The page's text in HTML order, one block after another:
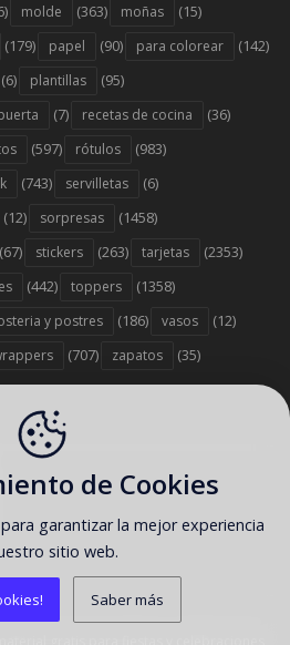
molde (363) moñas (15)
(179) papel (90) para colorear (142)
(6) plantillas (95)
(7) recetas de cocina (36)
(597) rótulos (983)
(743) servilletas (6)
(12) sorpresas (1458)
(67) stickers (263) tarjetas (2353)
(442) toppers (1358)
y postres (186) vasos (12)
(707) zapatos (35)
de Cookies
garantizar la mejor experiencia
sitio web.
Saber más